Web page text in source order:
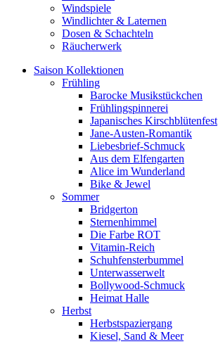
Windspiele
Windlichter & Laternen
Dosen & Schachteln
Räucherwerk
Saison Kollektionen
Frühling
Barocke Musikstückchen
Frühlingspinnerei
Japanisches Kirschblütenfest
Jane-Austen-Romantik
Liebesbrief-Schmuck
Aus dem Elfengarten
Alice im Wunderland
Bike & Jewel
Sommer
Bridgerton
Sternenhimmel
Die Farbe ROT
Vitamin-Reich
Schuhfensterbummel
Unterwasserwelt
Bollywood-Schmuck
Heimat Halle
Herbst
Herbstspaziergang
Kiesel, Sand & Meer